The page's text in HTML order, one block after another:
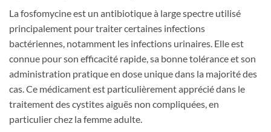
La fosfomycine est un antibiotique à large spectre utilisé
principalement pour traiter certaines infections
bactériennes, notamment les infections urinaires. Elle est
connue pour son efficacité rapide, sa bonne tolérance et son
administration pratique en dose unique dans la majorité des
cas. Ce médicament est particulièrement apprécié dans le
traitement des cystites aiguës non compliquées, en
particulier chez la femme adulte.